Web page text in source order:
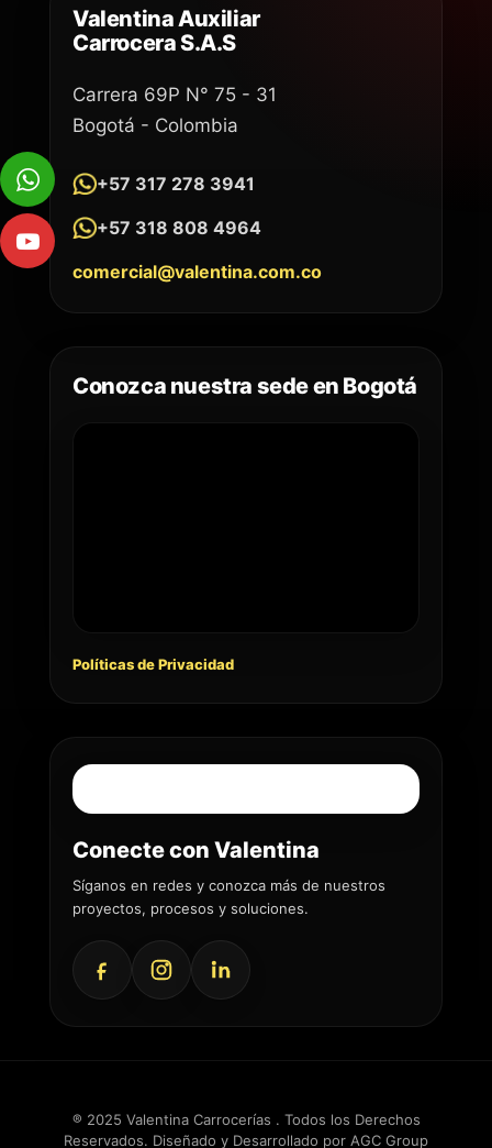
Valentina Auxiliar
Carrocera S.A.S
Carrera 69P N° 75 - 31
Bogotá - Colombia
+57 317 278 3941
+57 318 808 4964
comercial@valentina.com.co
Conozca nuestra sede en Bogotá
Políticas de Privacidad
Conecte con Valentina
Síganos en redes y conozca más de nuestros
proyectos, procesos y soluciones.
® 2025 Valentina Carrocerías . Todos los Derechos
Reservados. Diseñado y Desarrollado por AGC Group